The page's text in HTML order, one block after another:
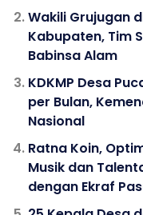
Wakili Grujugan
Kabupaten, Tim
Babinsa Alam
KDKMP Desa
per Bulan,
Nasional
Ratna Koin,
Musik dan
dengan Ekraf